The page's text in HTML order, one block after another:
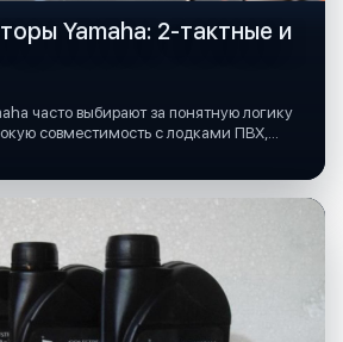
Yamaha: 2-тактные и
часто выбирают за понятную логику
совместимость с лодками ПВХ,